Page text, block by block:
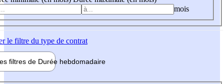
mois
le filtre du type de contrat
filtres de Durée hebdomadaire